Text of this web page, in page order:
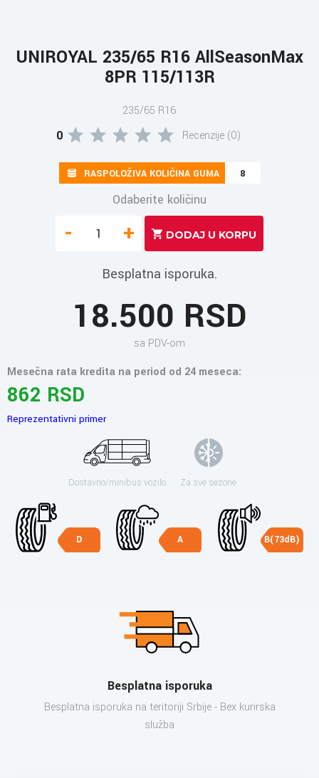
UNIROYAL 235/65 R16 AllSeasonMax
8PR 115/113R
235/65 R16
0 Recenzije (0)
RASPOLOŽIVA KOLIČINA GUMA 8
Odaberite količinu
- +
Besplatna isporuka.
18.500 RSD
sa PDV-om
Mesečna rata kredita na period od 24 meseca:
862 RSD
Reprezentativni primer
Dostavno/minibus vozilo Za sve sezone
D A B(73dB)
Besplatna isporuka
Besplatna isporuka na teritoriji Srbije - Bex kurirska
služba